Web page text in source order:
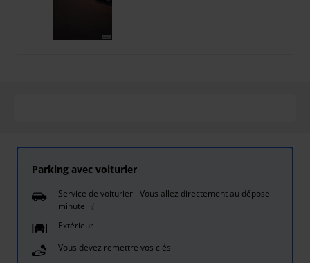
Parking avec voiturier
Service de voiturier - Vous allez directement au dépose-
minute
Extérieur
Vous devez remettre vos clés